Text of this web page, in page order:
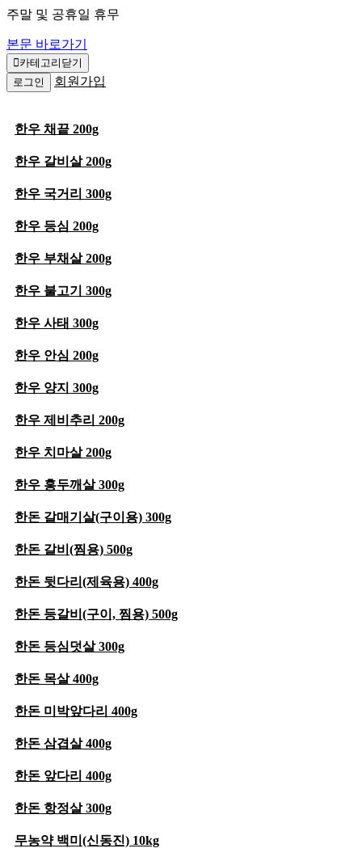
주말 및 공휴일 휴무
본문 바로가기
카테고리닫기
로그인
회원가입
한우 채끝 200g
한우 갈비살 200g
한우 국거리 300g
한우 등심 200g
한우 부채살 200g
한우 불고기 300g
한우 사태 300g
한우 안심 200g
한우 양지 300g
한우 제비추리 200g
한우 치마살 200g
한우 홍두깨살 300g
한돈 갈매기살(구이용) 300g
한돈 갈비(찜용) 500g
한돈 뒷다리(제육용) 400g
한돈 등갈비(구이, 찜용) 500g
한돈 등심덧살 300g
한돈 목살 400g
한돈 미박앞다리 400g
한돈 삼겹살 400g
한돈 앞다리 400g
한돈 항정살 300g
무농약 백미(신동진) 10kg